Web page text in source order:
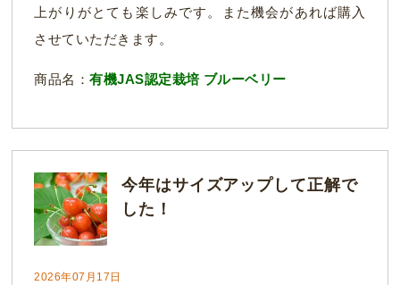
上がりがとても楽しみです。また機会があれば購入
させていただきます。
商品名：有機JAS認定栽培 ブルーベリー
今年はサイズアップして正解で
した！
2026年07月17日